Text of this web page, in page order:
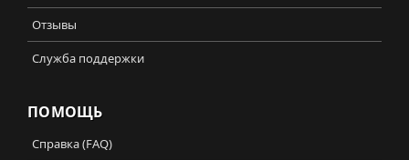
Отзывы
Служба поддержки
ПОМОЩЬ
Справка (FAQ)